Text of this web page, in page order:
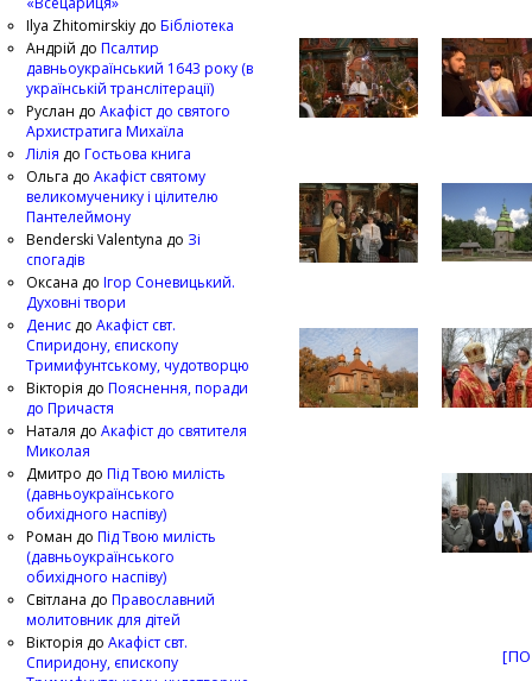
Ilya Zhitomirskiy до Бібліотека
Андрій до Псалтир
давньоукраїнський 1643 року (в
українській транслітерації)
Руслан до Акафіст до святого
Архистратига Михаїла
Лілія до Гостьова книга
Ольга до Акафіст святому
великомученику і цілителю
Пантелеймону
Benderski Valentyna до Зі
спогадів
Оксана до Ігор Соневицький.
Духовні твори
Денис до Акафіст свт.
Спиридону, єпископу
Тримифунтському, чудотворцю
Вікторія до Пояснення, поради
до Причастя
Наталя до Акафіст до святителя
Миколая
Дмитро до Під Твою милість
(давньоукраїнського
обихідного наспіву)
Роман до Під Твою милість
(давньоукраїнського
обихідного наспіву)
Світлана до Православний
молитовник для дітей
Вікторія до Акафіст свт.
Спиридону, єпископу